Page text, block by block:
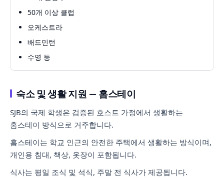
50개 이상 클럽
오케스트라
배드민턴
수영 등
숙소 및 생활 지원 — 홈스테이
SJB의 국제 학생은 검증된 호스트 가정에서 생활하는
홈스테이 방식으로 거주합니다.
홈스테이는 학교 인근의 안전한 주택에서 생활하는 방식이며,
개인용 침대, 책상, 옷장이 포함됩니다.
식사는 평일 조식 및 석식, 주말 전 식사가 제공됩니다.